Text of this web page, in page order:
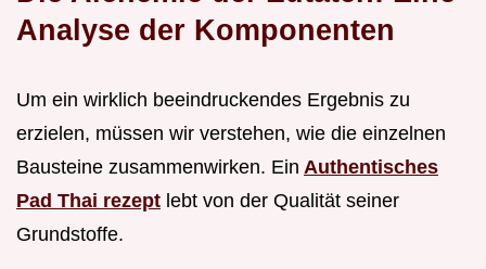
Analyse der Komponenten
Um ein wirklich beeindruckendes Ergebnis zu
erzielen, müssen wir verstehen, wie die einzelnen
Bausteine zusammenwirken. Ein Authentisches
Pad Thai rezept lebt von der Qualität seiner
Grundstoffe.